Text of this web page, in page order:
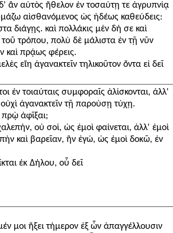
αὐτὸς ἤθελον ἐν τοσαύτῃ τε ἀγρυπνίᾳ
αἰσθανόμενος ὡς ἡδέως καθεύδεις:
διάγῃς. καὶ πολλάκις μὲν δή σε καὶ
τρόπου, πολὺ δὲ μάλιστα ἐν τῇ νῦν
πρᾴως φέρεις.
εἴη ἀγανακτεῖν τηλικοῦτον ὄντα εἰ δεῖ
ἐν τοιαύταις συμφοραῖς ἁλίσκονται, ἀλλ'
ἀγανακτεῖν τῇ παρούσῃ τύχῃ.
ἀφῖξαι;
οὐ σοί, ὡς ἐμοὶ φαίνεται, ἀλλ' ἐμοὶ
καὶ βαρεῖαν, ἣν ἐγώ, ὡς ἐμοὶ δοκῶ, ἐν
ἐκ Δήλου, οὗ δεῖ
μοι ἥξει τήμερον ἐξ ὧν ἀπαγγέλλουσιν